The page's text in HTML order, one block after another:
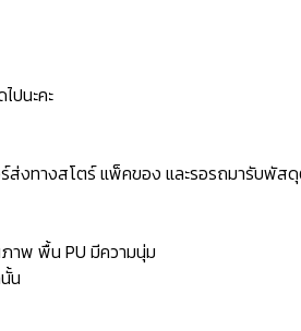
ปนะคะ
ส่งทางสโตร์ แพ็คของ และรอรถมารับพัส
าพ พื้น PU มีความนุ่ม
น